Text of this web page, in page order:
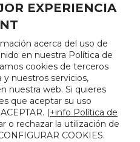
EXPERIENCIA
acerca del uso de
en nuestra Política de
cookies de terceros
y nuestros servicios,
nuestra web. Si quieres
que aceptar su uso
(+info Política de
o rechazar la utilización de
COOKIES.